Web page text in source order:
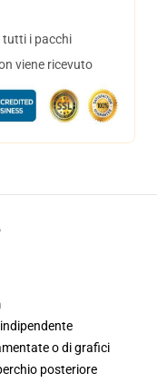
tutti i pacchi
viene ricevuto
o di grafici
posteriore